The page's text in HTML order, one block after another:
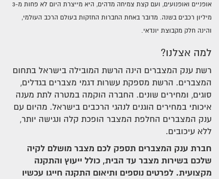
מצברים לרכב בירושלים
אופניים ואופנועים, ועם קצת צמיחה מדהים, היא מייצרת היום לא פחות מ-3
מיליון רכבים בשנה. מדובר באחת החברות החזקות בעולם הרכב העולמי,
והינה חלק מקבוצת יונדאי.
למה אצלנו?
רשת ענק המצברים הינה הרשת המובילה בישראל בתחום
המצברים. הרשת מספקת עשרות דגמי מצברים בגדלים,
סוגים, ומחירים שונים. החברה הוקמה במטרה לתת מענה
איכותי במחירים הוגנים לנהגי הרכבים בישראל. מהיום עם
ענק המצברים החלפת המצבר הופכת קלה ונגישה יותר,
ללא עיכובים.
חברת ענק המצברים תספק לכם מצבר מושלם לקיה
שלכם בשירות מצבר עד הבית, כולל ייעוץ והתקנה
מקצועית. לפרטים נוספים ותיאום התקנה חייגו עכשיו